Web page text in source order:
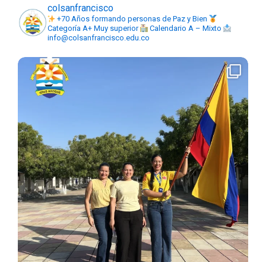
colsanfrancisco
+70 Años formando personas de Paz y Bien
Categoría A+ Muy superior
Calendario A – Mixto
info@colsanfrancisco.edu.co